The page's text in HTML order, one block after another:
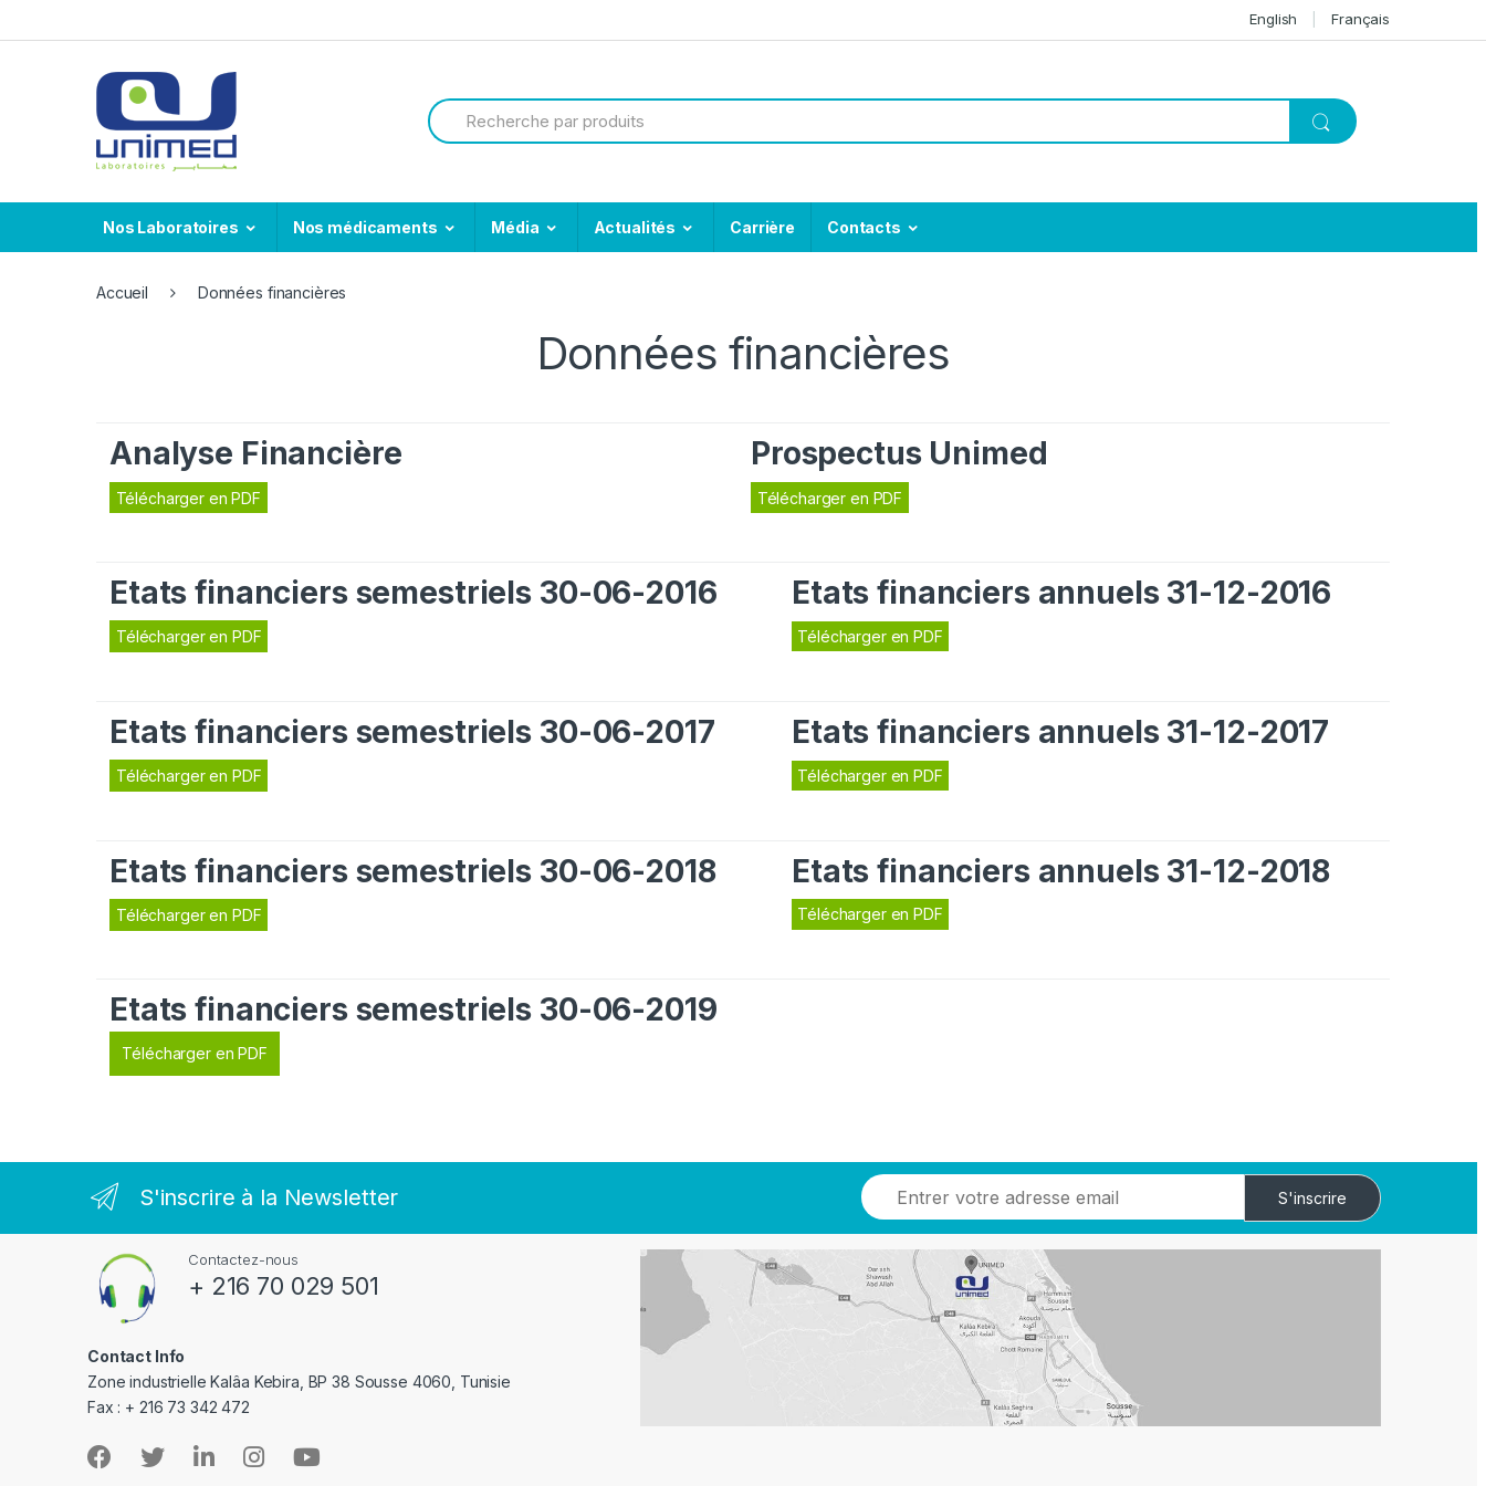
to
to
English Français
Search
for:
Nos Laboratoires Nos médicaments Média Actualités Carrière Contacts
Accueil Données financières
Données financières
Analyse Financière
Télécharger en PDF
Prospectus Unimed
Télécharger en PDF
Etats financiers semestriels 30-06-2016
Télécharger en PDF
Etats financiers annuels 31-12-2016
Télécharger en PDF
Etats financiers semestriels 30-06-2017
Télécharger en PDF
Etats financiers annuels 31-12-2017
Télécharger en PDF
Etats financiers semestriels 30-06-2018
Télécharger en PDF
Etats financiers annuels 31-12-2018
Télécharger en PDF
Etats financiers semestriels 30-06-2019
Télécharger en PDF
S'inscrire à la Newsletter S'inscrire
Contactez-nous
+ 216 70 029 501
Contact Info
Zone industrielle Kalâa Kebira, BP 38 Sousse 4060, Tunisie
Fax : + 216 73 342 472